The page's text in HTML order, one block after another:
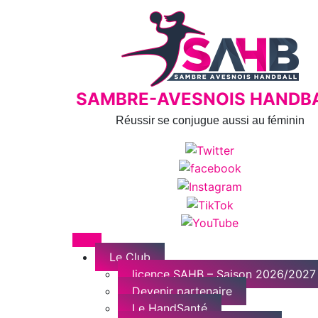
SAMBRE-AVESNOIS
Réussir se conjugue aussi au féminin
Menu
Le Club
licence SAHB – Saison 2026/2027
Devenir partenaire
Le HandSanté